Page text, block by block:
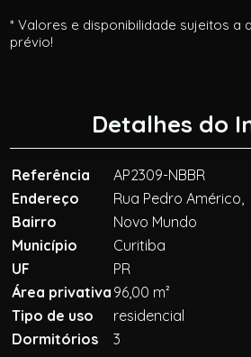
* Valores e disponibilidade sujeitos a
prévio!
Detalhes do
Referência
AP2309-NBBR
Endereço
Rua Pedro Américo,
Bairro
Novo Mundo
Município
Curitiba
UF
PR
Área privativa 96,00 m²
Tipo de uso
residencial
Dormitórios
3